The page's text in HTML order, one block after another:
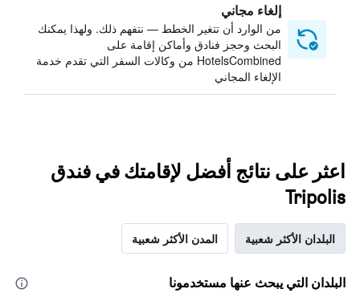
إلغاء مجاني
من الوارد أن تتغير الخطط — نتفهم ذلك. ولهذا يمكنك
البحث وحجز فنادق وأماكن إقامة على
HotelsCombined من وكالات السفر التي تقدم خدمة
الإلغاء المجاني
اعثر على نتائج أفضل لإقامتك في فندق
Tripolis
البلدان الأكثر شعبية المدن الأكثر شعبية
البلدان التي يبحث عنها مستخدمونا